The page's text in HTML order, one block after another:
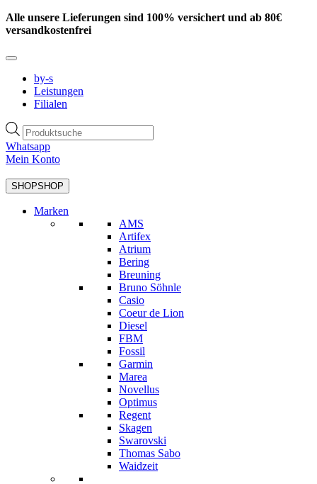
Zum
Inhalt
Alle unsere Lieferungen sind 100% versichert und ab 80€
versandkostenfrei
by-s
Leistungen
Filialen
Products
search
Whatsapp
Mein Konto
SHOPSHOP
Marken
AMS
Artifex
Atrium
Bering
Breuning
Bruno Söhnle
Casio
Coeur de Lion
Diesel
FBM
Fossil
Garmin
Marea
Novellus
Optimus
Regent
Skagen
Swarovski
Thomas Sabo
Waidzeit